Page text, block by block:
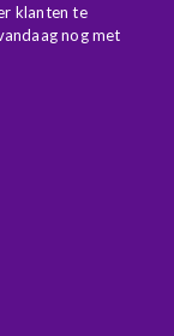
klanten te
nog met